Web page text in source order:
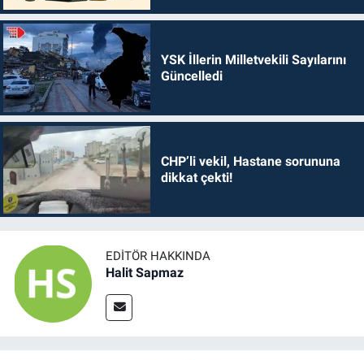
YSK İllerin Milletvekili Sayılarını
Güncelledi
CHP’li vekil, Hastane sorununa
dikkat çekti!
EDITÖR HAKKINDA
Halit Sapmaz